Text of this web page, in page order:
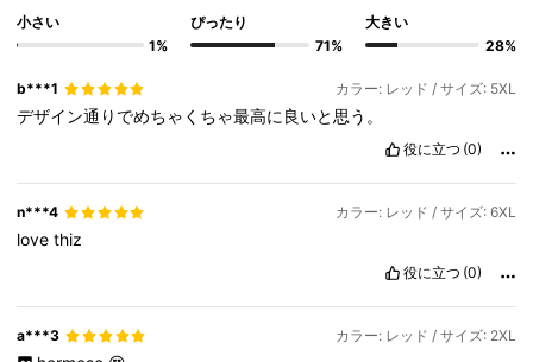
小さい
1%
ぴったり
71%
大きい
28%
b***1 カラー: レッド / サイズ: 5XL
デザイン通りでめちゃくちゃ最高に良いと思う。
役に立つ (0)
n***4 カラー: レッド / サイズ: 6XL
lovethiz
役に立つ (0)
a***3 カラー: レッド / サイズ: 2XL